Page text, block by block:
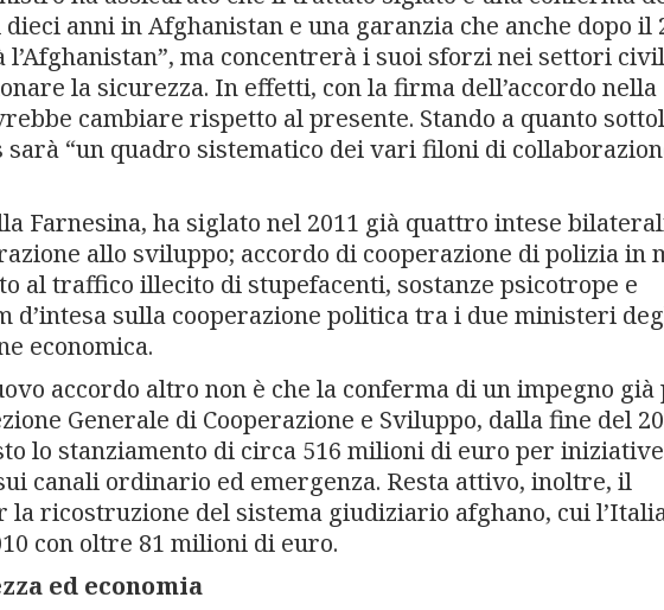
anni in Afghanistan e una garanzia che anche dopo il
l’Afghanistan”, ma concentrerà i suoi sforzi nei settori
la sicurezza. In effetti, con la firma dell’accordo nella
cambiare rispetto al presente. Stando a quanto
“un quadro sistematico dei vari filoni di
Farnesina, ha siglato nel 2011 già quattro intese
allo sviluppo; accordo di cooperazione di polizia in
al traffico illecito di stupefacenti, sostanze psicotrope e
d’intesa sulla cooperazione politica tra i due ministeri
economica.
accordo altro non è che la conferma di un impegno già
Generale di Cooperazione e Sviluppo, dalla fine del
lo stanziamento di circa 516 milioni di euro per iniziative
canali ordinario ed emergenza. Resta attivo, inoltre, il
ricostruzione del sistema giudiziario afghano, cui
con oltre 81 milioni di euro.
ed economia